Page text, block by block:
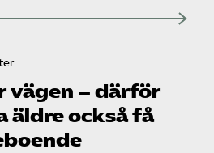
vägen – därför
äldre också få